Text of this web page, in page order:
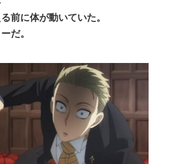
前に体が動いていた。
だ。